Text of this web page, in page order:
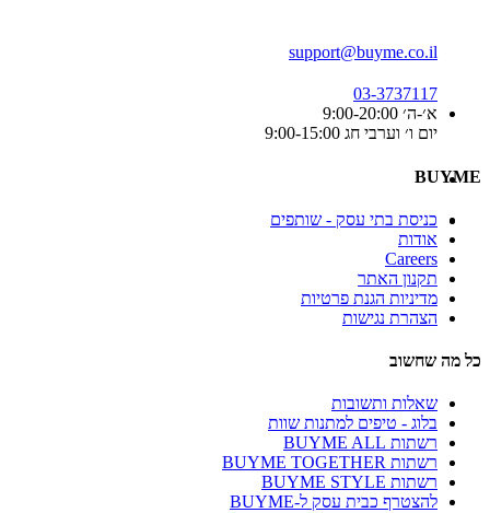
support@buyme.co.il
03-3737117
א׳-ה׳ 9:00-20:00
יום ו׳ וערבי חג 9:00-15:00
BUYME
כניסת בתי עסק - שותפים
אודות
Careers
תקנון האתר
מדיניות הגנת פרטיות
הצהרת נגישות
כל מה שחשוב
שאלות ותשובות
בלוג - טיפים למתנות שוות
רשתות BUYME ALL
רשתות BUYME TOGETHER
רשתות BUYME STYLE
להצטרף כבית עסק ל-BUYME